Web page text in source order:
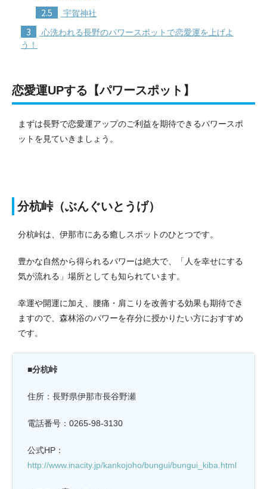
2.5 宇賀神社
3
心洗われる長野のパワースポットで恋愛運を上げよ
う！
恋愛運UPする【パワースポット】
まずは長野で恋愛運アップのご利益を期待できるパワースポ
ットを見ていきましょう。
分杭峠（ぶんぐいとうげ）
分杭峠は、伊那市にある癒しスポットのひとつです。
豊かな自然から得られるパワーは絶大で、「人を幸せにする
気が流れる」場所としても知られています。
幸運や開運に加え、腰痛・肩こりを改善する効果も期待でき
ますので、森林浴のパワーを存分に授かりたい方におすすめ
です。
■分杭峠
住所：長野県伊那市長谷野瀬
電話番号：0265-98-3130
公式HP：
http://www.inacity.jp/kankojoho/bungui/bungui_kiba.html